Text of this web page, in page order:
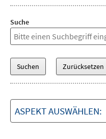
Suche
ASPEKT AUSWÄHLEN: